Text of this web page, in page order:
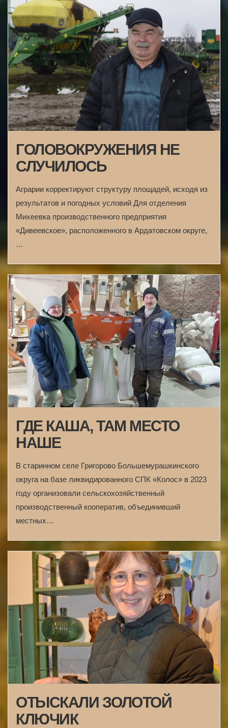
ГОЛОВОКРУЖЕНИЯ НЕ
СЛУЧИЛОСЬ
Аграрии корректируют структуру площадей, исходя из
результатов и погодных условий Для отделения
Михеевка производственного предприятия
«Дивеевское», расположенного в Ардатовском округе,
…
ГДЕ КАША, ТАМ МЕСТО
НАШЕ
В старинном селе Григорово Большемурашкинского
округа на базе ликвидированного СПК «Колос» в 2023
году организовали сельскохозяйственный
производственный кооператив, объединивший
местных…
ОТЫСКАЛИ ЗОЛОТОЙ
КЛЮЧИК